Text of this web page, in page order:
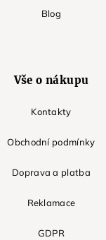
Blog
Vše o nákupu
Kontakty
Obchodní podmínky
Doprava a platba
Reklamace
GDPR